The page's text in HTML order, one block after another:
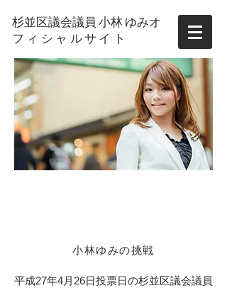
杉並区議会議員 小林 ゆみオ
フィシャルサイト
​小林ゆみの挑戦
平成27年4月26日投票日の杉並区議会議員